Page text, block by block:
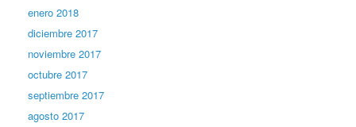
enero 2018
diciembre 2017
noviembre 2017
octubre 2017
septiembre 2017
agosto 2017